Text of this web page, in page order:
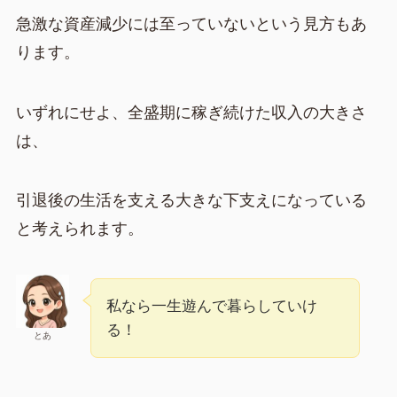
急激な資産減少には至っていないという見方もあ
ります。
いずれにせよ、全盛期に稼ぎ続けた収入の大きさ
は、
引退後の生活を支える大きな下支えになっている
と考えられます。
とあ
私なら一生遊んで暮らしていけ
る！